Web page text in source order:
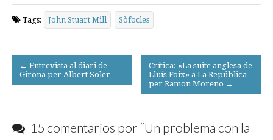
Tags: John Stuart Mill Sòfocles
Post
navigation
← Entrevista al diari de
Girona per Albert Soler
Crítica: «La suite anglesa de
Lluís Foix» a La República
per Ramon Moreno →
15 comentarios por “Un problema con la